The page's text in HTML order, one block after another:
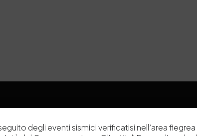
siamo Laboratori
degli eventi sismici verificatisi nell’area flegrea